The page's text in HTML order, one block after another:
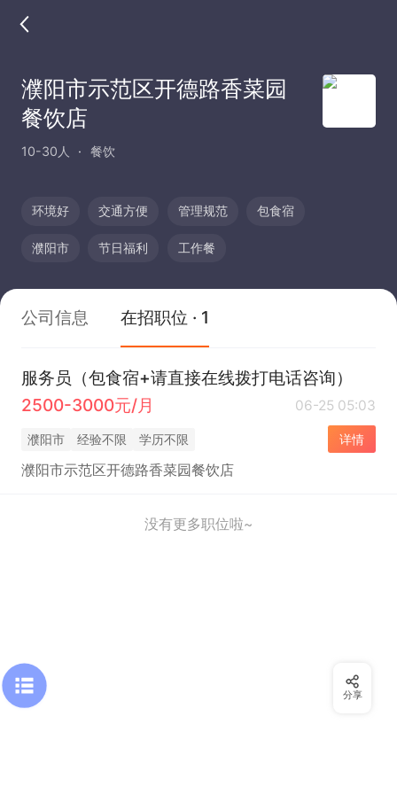
濮阳市示范区开德路香菜园
餐饮店
10-30人 餐饮
环境好 交通方便 管理规范 包食宿
濮阳市 节日福利 工作餐
公司信息 在招职位 · 1
服务员（包食宿+请直接在线拨打电话咨询）
2500-3000元/月
06-25 05:03
濮阳市 经验不限 学历不限 详情
濮阳市示范区开德路香菜园餐饮店
没有更多职位啦~
分享